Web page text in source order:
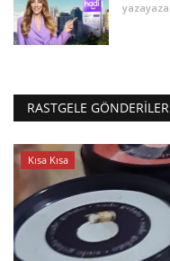
yazayaza
RASTGELE GÖNDERILER
Kısa Kısa